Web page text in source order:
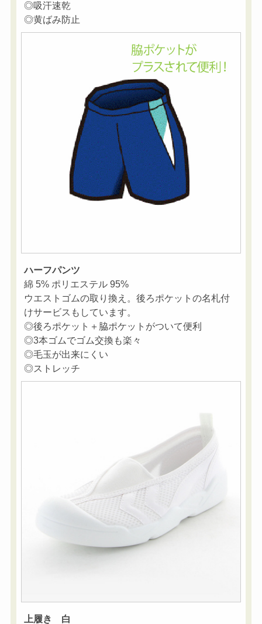
◎吸汗速乾
◎黄ばみ防止
ハーフパンツ
綿 5% ポリエステル 95%
ウエストゴムの取り換え。後ろポケットの名札付
けサービスもしています。
◎後ろポケット＋脇ポケットがついて便利
◎3本ゴムでゴム交換も楽々
◎毛玉が出来にくい
◎ストレッチ
上履き 白